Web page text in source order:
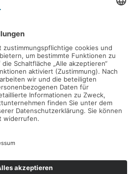
im Programm sind die erstmals in
Hauptfiliale der Sparkasse am